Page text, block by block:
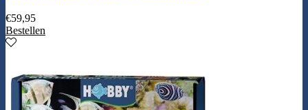
€59,95
Bestellen